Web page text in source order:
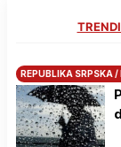
REPUBLIKA SRPSKA /